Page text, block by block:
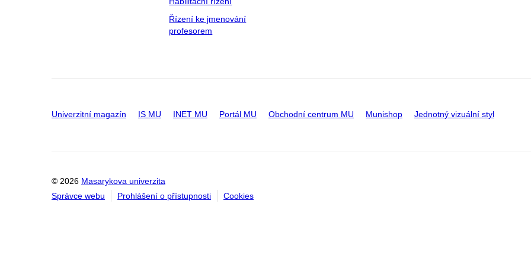
Řízení ke jmenování
profesorem
Univerzitní magazín IS MU INET MU Portál MU Obchodní centrum MU Munishop Jednotný vizuální styl
© 2026 Masarykova univerzita
Správce webu
Prohlášení o přístupnosti Cookies